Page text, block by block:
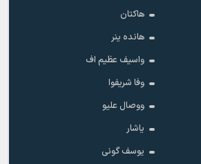
هاکتان
هانده ینر
واسیف عظیم اف
وفا شریفوا
ووصال علیو
یاشار
یوسف گونی